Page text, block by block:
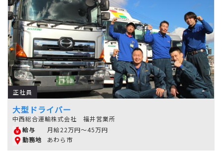
正社員
大型ドライバー
中西総合運輸株式会社 福井営業所
給与
月給22万円～45万円
勤務地
あわら市